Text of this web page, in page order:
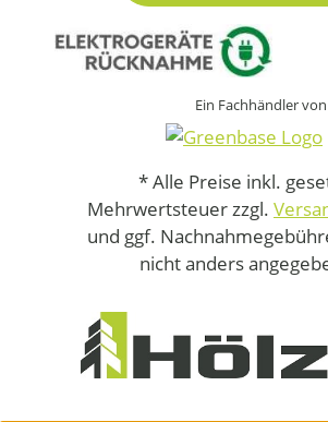
Ein Fachhändler von
* Alle Preise inkl.
Mehrwertsteuer zzgl.
und ggf.
nicht anders